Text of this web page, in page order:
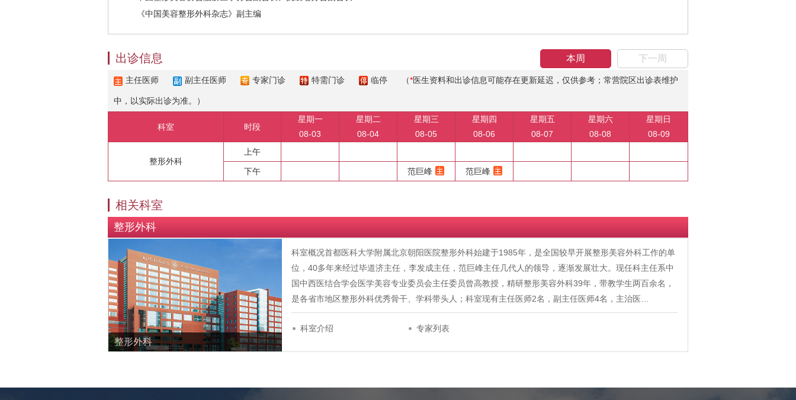
《中国美容整形外科杂志》副主编
本周 下一周
出诊信息
主任医师 副主任医师 专家门诊 特需门诊 临停 （*医生资料和出诊信息可能存在更新延迟，仅供参考；常营院区出诊表维护
中，以实际出诊为准。）
科室 时段
星期一
08-03
星期二
08-04
星期三
08-05
星期四
08-06
星期五
08-07
星期六
08-08
星期日
08-09
整形外科
上午
下午 范巨峰 范巨峰
相关科室
整形外科
整形外科
科室概况首都医科大学附属北京朝阳医院整形外科始建于1985年，是全国较早开展整形美容外科工作的单
位，40多年来经过毕道济主任，李发成主任，范巨峰主任几代人的领导，逐渐发展壮大。现任科主任系中
国中西医结合学会医学美容专业委员会主任委员曾高教授，精研整形美容外科39年，带教学生两百余名，
是各省市地区整形外科优秀骨干、学科带头人；科室现有主任医师2名，副主任医师4名，主治医…
科室介绍 专家列表